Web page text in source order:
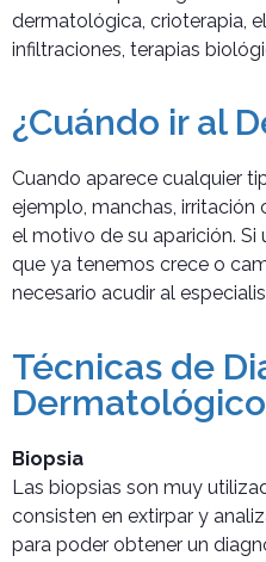
dermatológica, crioterapia,
infiltraciones, terapias
¿Cuándo ir al
Cuando aparece cualquier
ejemplo, manchas, irritación
el motivo de su aparición. Si
que ya tenemos crece o
necesario acudir al
Técnicas de
Dermatológico
Biopsia
Las biopsias son muy
consisten en extirpar y
para poder obtener un